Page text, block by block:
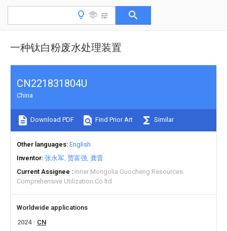
一种钛白粉废水处理装置
CN221831804U
China
Download PDF Find Prior Art Similar
Other languages English
Inventor 张永军 贾富强 龚晋
Current Assignee
Inner Mongolia Guocheng Resources
Comprehensive Utilization Co ltd
Worldwide applications
2024
CN